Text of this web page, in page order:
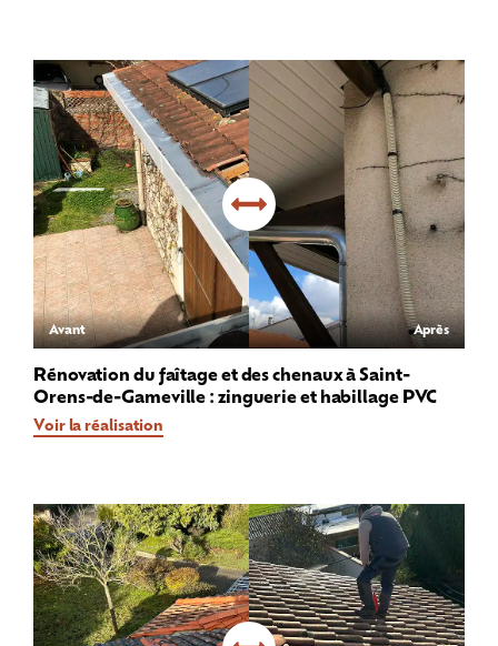
Avant Après
Rénovation du faîtage et des chenaux à Saint-
Orens-de-Gameville : zinguerie et habillage PVC
Voir la réalisation